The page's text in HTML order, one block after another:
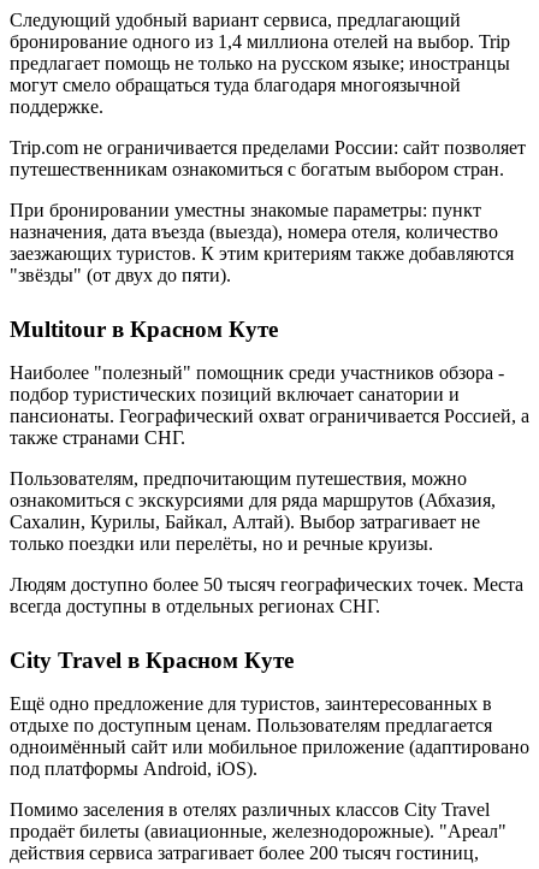
Следующий удобный вариант сервиса, предлагающий
бронирование одного из 1,4 миллиона отелей на выбор. Trip
предлагает помощь не только на русском языке; иностранцы
могут смело обращаться туда благодаря многоязычной
поддержке.
Trip.com не ограничивается пределами России: сайт позволяет
путешественникам ознакомиться с богатым выбором стран.
При бронировании уместны знакомые параметры: пункт
назначения, дата въезда (выезда), номера отеля, количество
заезжающих туристов. К этим критериям также добавляются
"звёзды" (от двух до пяти).
Multitour в Красном Куте
Наиболее "полезный" помощник среди участников обзора -
подбор туристических позиций включает санатории и
пансионаты. Географический охват ограничивается Россией, а
также странами СНГ.
Пользователям, предпочитающим путешествия, можно
ознакомиться с экскурсиями для ряда маршрутов (Абхазия,
Сахалин, Курилы, Байкал, Алтай). Выбор затрагивает не
только поездки или перелёты, но и речные круизы.
Людям доступно более 50 тысяч географических точек. Места
всегда доступны в отдельных регионах СНГ.
City Travel в Красном Куте
Ещё одно предложение для туристов, заинтересованных в
отдыхе по доступным ценам. Пользователям предлагается
одноимённый сайт или мобильное приложение (адаптировано
под платформы Android, iOS).
Помимо заселения в отелях различных классов City Travel
продаёт билеты (авиационные, железнодорожные). "Ареал"
действия сервиса затрагивает более 200 тысяч гостиниц,